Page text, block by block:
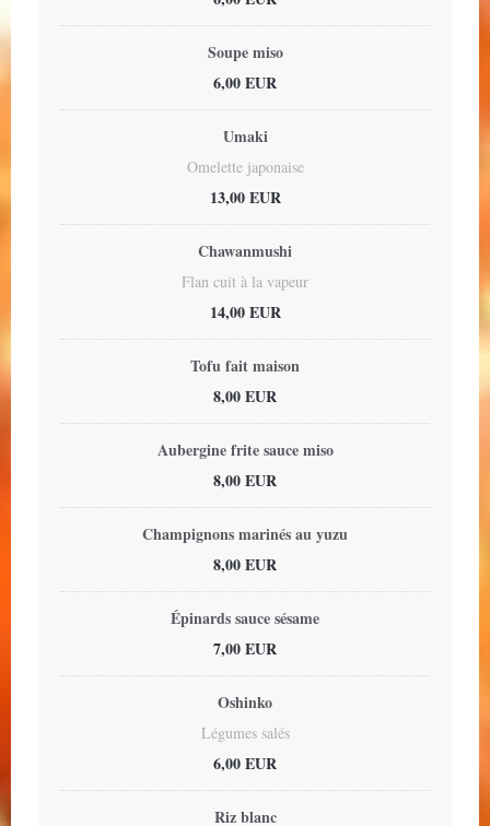
Soupe miso
6,00 EUR
Umaki
Omelette japonaise
13,00 EUR
Chawanmushi
Flan cuit à la vapeur
14,00 EUR
Tofu fait maison
8,00 EUR
Aubergine frite sauce miso
8,00 EUR
Champignons marinés au yuzu
8,00 EUR
Épinards sauce sésame
7,00 EUR
Oshinko
Légumes salés
6,00 EUR
Riz blanc